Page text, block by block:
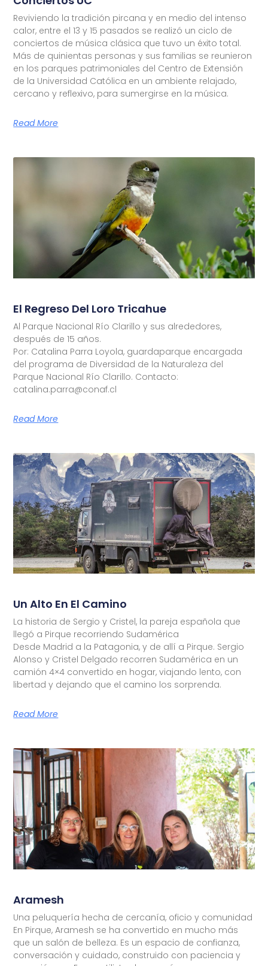
Reviviendo la tradición pircana y en medio del intenso
calor, entre el 13 y 15 pasados se realizó un ciclo de
conciertos de música clásica que tuvo un éxito total.
Más de quinientas personas y sus familias se reunieron
en los parques patrimoniales del Centro de Extensión
de la Universidad Católica en un ambiente relajado,
cercano y reflexivo, para sumergirse en la música.
Read More
El Regreso Del Loro Tricahue
Al Parque Nacional Río Clarillo y sus alrededores,
después de 15 años.
Por: Catalina Parra Loyola, guardaparque encargada
del programa de Diversidad de la Naturaleza del
Parque Nacional Río Clarillo. Contacto:
catalina.parra@conaf.cl
Read More
Un Alto En El Camino
La historia de Sergio y Cristel, la pareja española que
llegó a Pirque recorriendo Sudamérica
Desde Madrid a la Patagonia, y de allí a Pirque. Sergio
Alonso y Cristel Delgado recorren Sudamérica en un
camión 4×4 convertido en hogar, viajando lento, con
libertad y dejando que el camino los sorprenda.
Read More
Aramesh
Una peluquería hecha de cercanía, oficio y comunidad
En Pirque, Aramesh se ha convertido en mucho más
que un salón de belleza. Es un espacio de confianza,
conversación y cuidado, construido con paciencia y